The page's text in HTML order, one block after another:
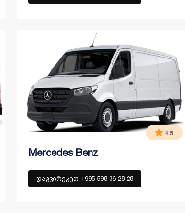
4.5
Mercedes Benz
დაგვირეკეთ +995 598 36 28 28